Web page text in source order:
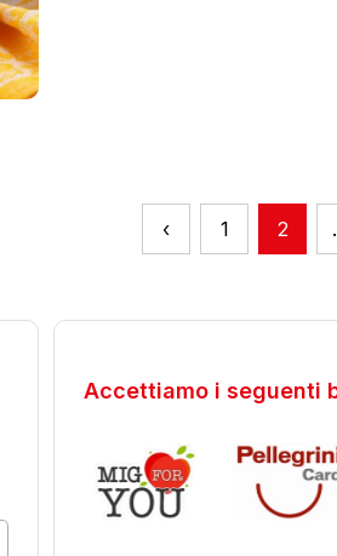
‹ 1 2
Accettiamo i seguenti